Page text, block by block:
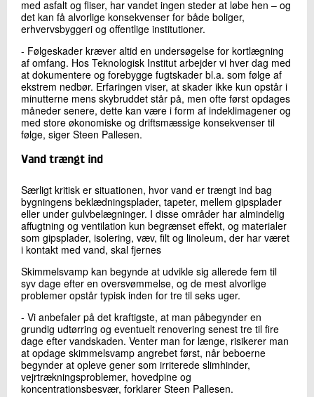
med asfalt og fliser, har vandet ingen steder at løbe hen – og
det kan få alvorlige konsekvenser for både boliger,
erhvervsbyggeri og offentlige institutioner.
- Følgeskader kræver altid en undersøgelse for kortlægning
af omfang. Hos Teknologisk Institut arbejder vi hver dag med
at dokumentere og forebygge fugtskader bl.a. som følge af
ekstrem nedbør. Erfaringen viser, at skader ikke kun opstår i
minutterne mens skybruddet står på, men ofte først opdages
måneder senere, dette kan være i form af indeklimagener og
med store økonomiske og driftsmæssige konsekvenser til
følge, siger Steen Pallesen.
Vand trængt ind
Særligt kritisk er situationen, hvor vand er trængt ind bag
bygningens beklædningsplader, tapeter, mellem gipsplader
eller under gulvbelægninger. I disse områder har almindelig
affugtning og ventilation kun begrænset effekt, og materialer
som gipsplader, isolering, væv, filt og linoleum, der har været
i kontakt med vand, skal fjernes
Skimmelsvamp kan begynde at udvikle sig allerede fem til
syv dage efter en oversvømmelse, og de mest alvorlige
problemer opstår typisk inden for tre til seks uger.
- Vi anbefaler på det kraftigste, at man påbegynder en
grundig udtørring og eventuelt renovering senest tre til fire
dage efter vandskaden. Venter man for længe, risikerer man
at opdage skimmelsvamp angrebet først, når beboerne
begynder at opleve gener som irriterede slimhinder,
vejrtrækningsproblemer, hovedpine og
koncentrationsbesvær, forklarer Steen Pallesen.